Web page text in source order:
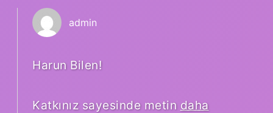
admin
Harun Bilen!
Katkınız sayesinde metin daha